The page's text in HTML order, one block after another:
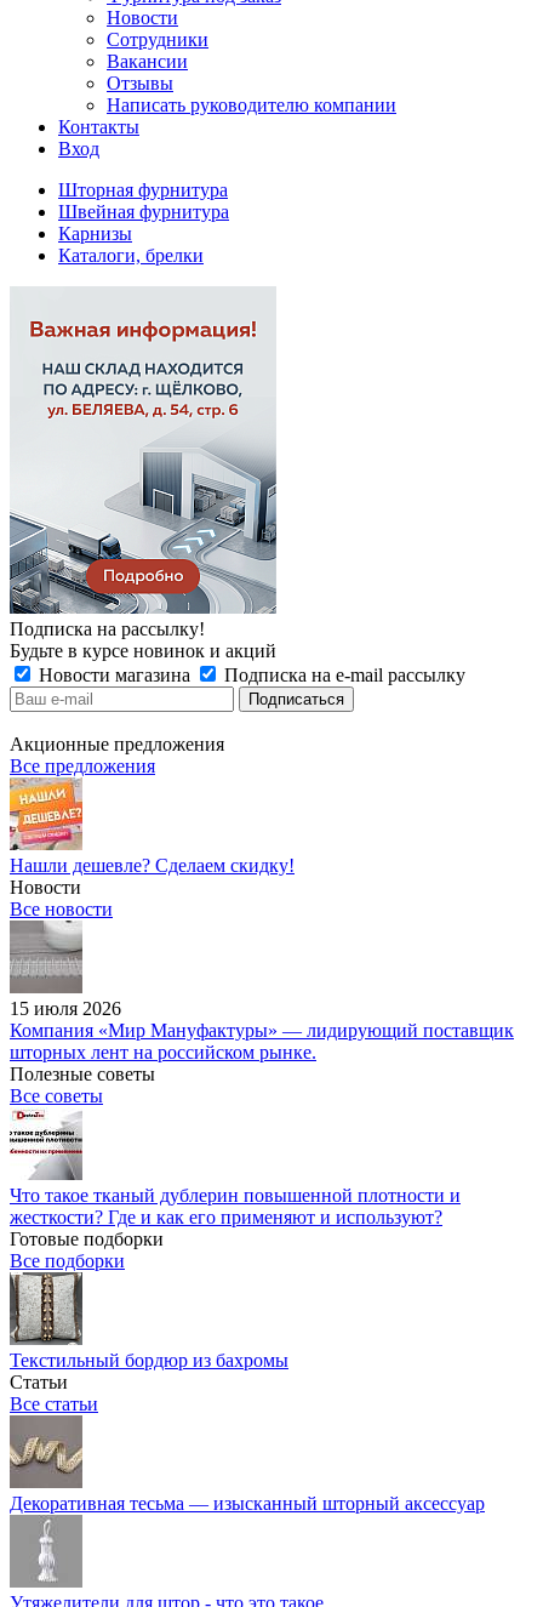
Новости
Сотрудники
Вакансии
Отзывы
Написать руководителю компании
Контакты
Вход
Шторная фурнитура
Швейная фурнитура
Карнизы
Каталоги, брелки
Подписка на рассылку!
Будьте в курсе новинок и акций
Новости магазина
Подписка на e-mail рассылку
Акционные предложения
Все предложения
Нашли дешевле? Сделаем скидку!
Новости
Все новости
15 июля 2026
Компания «Мир Мануфактуры» — лидирующий поставщик
шторных лент на российском рынке.
Полезные советы
Все советы
Что такое тканый дублерин повышенной плотности и
жесткости? Где и как его применяют и используют?
Готовые подборки
Все подборки
Текстильный бордюр из бахромы
Статьи
Все статьи
Декоративная тесьма — изысканный шторный аксессуар
Утяжелители для штор - что это такое